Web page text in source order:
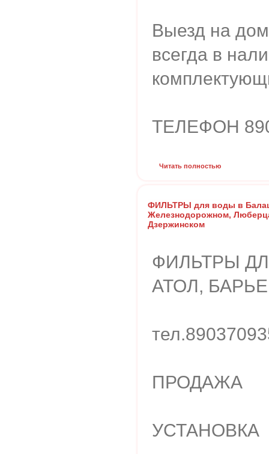
Выезд на
всегда в
ТЕЛЕФОН
Читать полностью
ФИЛЬТРЫ для воды в
Железнодорожном,
Дзержинском
ФИЛЬТРЫ
АТОЛ,
ПРОДАЖА
УСТАНОВКА